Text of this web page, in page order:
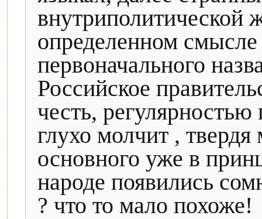
определенном
первоначального
Российское
честь,
глухо молчит ,
основного уже в
народе появились
? что то мало похоже!